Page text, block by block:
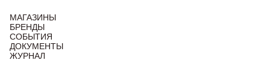
МАГАЗИНЫ
БРЕНДЫ
СОБЫТИЯ
ДОКУМЕНТЫ
ЖУРНАЛ